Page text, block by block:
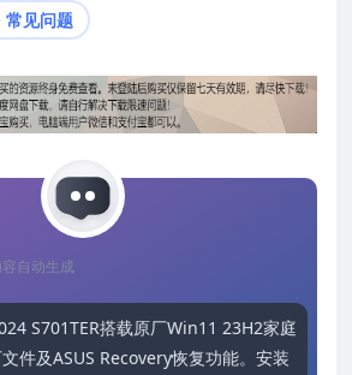
常见问题
自动生成
S701TER搭载原厂Win11 23H2家庭
件及ASUS Recovery恢复功能。安装